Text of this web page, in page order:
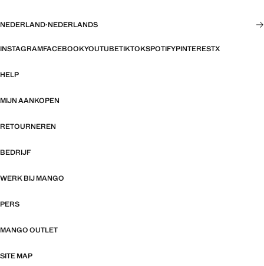
NEDERLAND·NEDERLANDS
INSTAGRAMFACEBOOKYOUTUBETIKTOKSPOTIFYPINTERESTX
HELP
MIJN AANKOPEN
RETOURNEREN
BEDRIJF
WERK BIJ MANGO
PERS
MANGO OUTLET
SITE MAP